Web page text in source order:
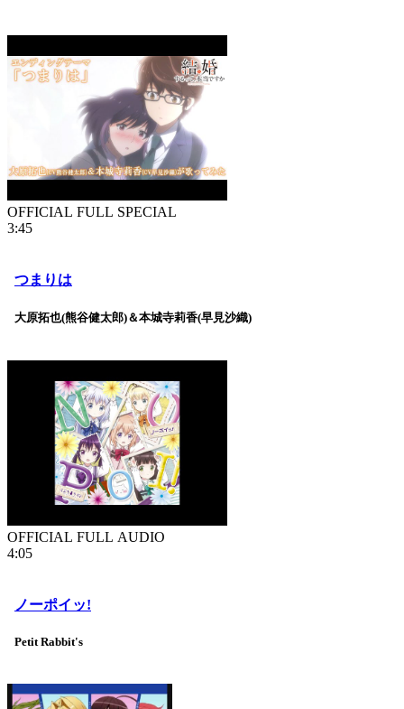
OFFICIAL FULL SPECIAL
3:45
つまりは
大原拓也(熊谷健太郎)＆本城寺莉香(早見沙織)
OFFICIAL FULL AUDIO
4:05
ノーポイッ!
Petit Rabbit's